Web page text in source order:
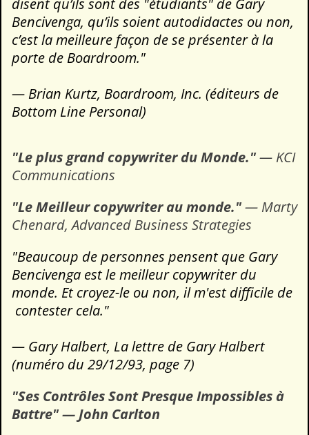
Bencivenga, qu’ils soient autodidactes ou non,
c’est la meilleure façon de se présenter à la
porte de Boardroom."
— Brian Kurtz, Boardroom, Inc. (éditeurs de
Bottom Line Personal)
"Le plus grand copywriter du Monde."— KCI
Communications
"Le Meilleur copywriter au monde."— Marty
Chenard, Advanced Business Strategies
"Beaucoup de personnes pensent que Gary
Bencivenga est le meilleur copywriter du
monde. Et croyez-le ou non, il m'est difficile de
contester cela."
— Gary Halbert, La lettre de Gary Halbert
(numéro du 29/12/93, page 7)
"Ses Contrôles Sont Presque Impossibles à
Battre" — John Carlton